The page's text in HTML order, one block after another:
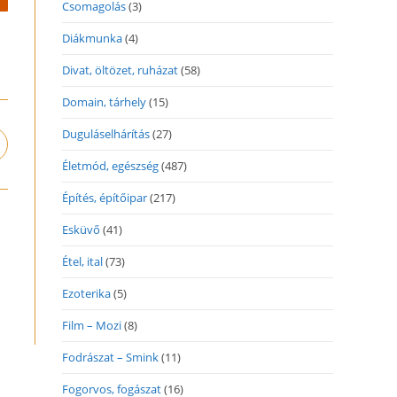
Csomagolás(3)
Diákmunka(4)
Divat, öltözet, ruházat(58)
Domain, tárhely(15)
Duguláselhárítás(27)
Életmód, egészség(487)
Építés, építőipar(217)
Esküvő (41)
Étel, ital(73)
Ezoterika(5)
Film – Mozi(8)
Fodrászat – Smink(11)
Fogorvos, fogászat(16)